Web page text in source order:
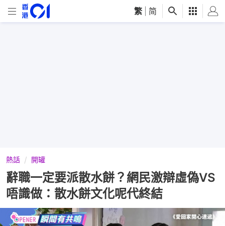
繁 简
熱話 開罐
辭職一定要派散水餅？網民激辯虛偽VS
唔識做：散水餅文化呢代終結